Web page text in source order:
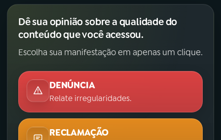
Dê sua opinião sobre a qualidade do
conteúdo que você acessou.
Escolha sua manifestação em apenas um clique.
DENÚNCIA
Relate irregularidades.
RECLAMAÇÃO